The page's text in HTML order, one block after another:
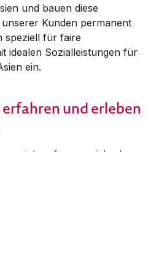
und bauen diese
Kunden permanent
speziell für faire
idealen Sozialleistungen für
ein.
und erleben
sich auf unsere jahrelange